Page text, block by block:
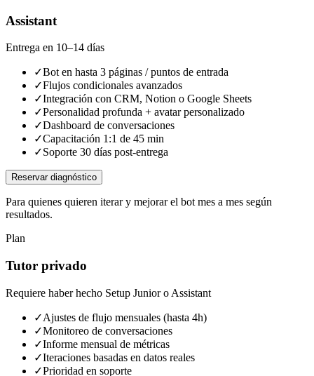
Assistant
Entrega en 10–14 días
✓Bot en hasta 3 páginas / puntos de entrada
✓Flujos condicionales avanzados
✓Integración con CRM, Notion o Google Sheets
✓Personalidad profunda + avatar personalizado
✓Dashboard de conversaciones
✓Capacitación 1:1 de 45 min
✓Soporte 30 días post-entrega
Reservar diagnóstico
Para quienes quieren iterar y mejorar el bot mes a mes según
resultados.
Plan
Tutor privado
Requiere haber hecho Setup Junior o Assistant
✓Ajustes de flujo mensuales (hasta 4h)
✓Monitoreo de conversaciones
✓Informe mensual de métricas
✓Iteraciones basadas en datos reales
✓Prioridad en soporte